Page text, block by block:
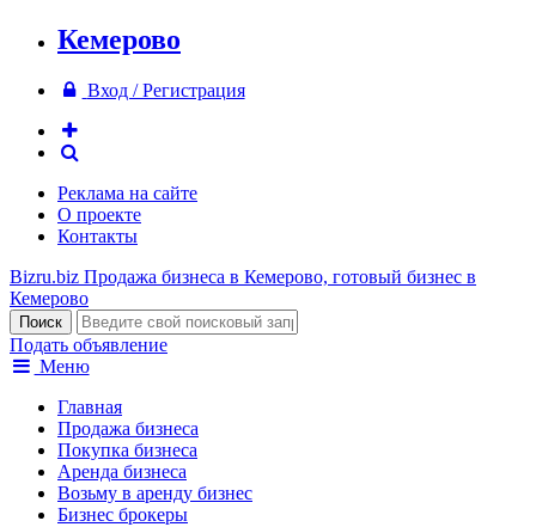
Кемерово
Вход / Регистрация
Реклама на сайте
О проекте
Контакты
Bizru.biz Продажа бизнеса в Кемерово, готовый бизнес в
Кемерово
Подать объявление
Меню
Главная
Продажа бизнеса
Покупка бизнеса
Аренда бизнеса
Возьму в аренду бизнес
Бизнес брокеры